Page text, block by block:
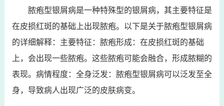
脓疱型银屑病是一种特殊型的银屑病，其主要特征是
在皮损红斑的基础上出现脓疱。以下是关于脓疱型银屑病
的详细解释：主要特征：脓疱形成：在皮损红斑的基础
上，会出现一些脓疱。这些脓疱可能会融合，形成脓糊的
表现。病情程度：全身泛发：脓疱型银屑病可以泛发至全
身，导致病人出现广泛的皮肤病变。